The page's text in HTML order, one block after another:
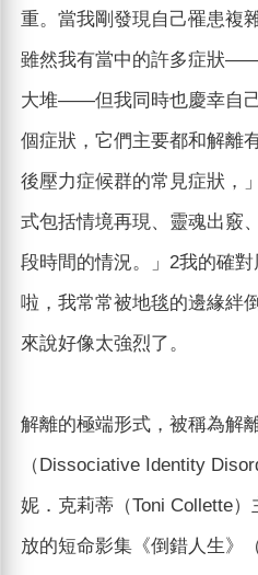
重。當我剛發現自己罹患複
雖然我有當中的許多症狀
大堆——但我同時也慶幸自
個症狀，它們主要都和解離
後壓力症候群的常見症狀，
式包括情境再現、靈魂出竅
段時間的情況。」2我的確
啦，我常常被地毯的邊緣絆
來說好像太強烈了。
解離的極端形式，被稱為解
（Dissociative Identity
妮．克莉蒂（Toni Collette
放的短命影集《倒錯人生》